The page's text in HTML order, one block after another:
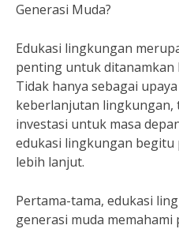
Generasi Muda?
Edukasi lingkungan
penting untuk ditanamkan
Tidak hanya sebagai
keberlanjutan lingkungan,
investasi untuk masa
edukasi lingkungan
lebih lanjut.
Pertama-tama, edukasi
generasi muda